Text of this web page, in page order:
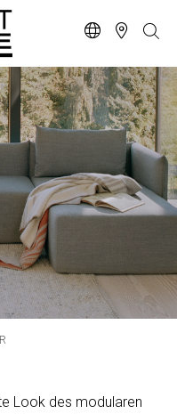
Look des modularen